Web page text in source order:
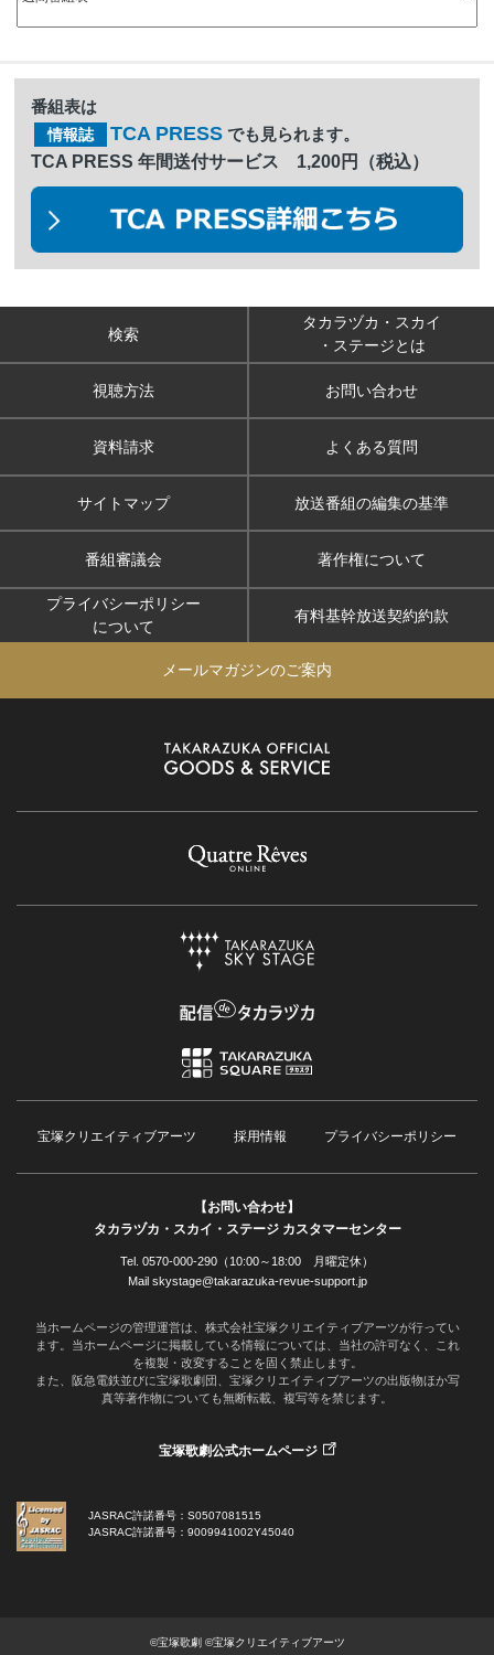
番組表は
情報誌 TCA PRESS でも見られます。
TCA PRESS 年間送付サービス 1,200円（税込）
検索
タカラヅカ・スカイ
・ステージとは
視聴方法 お問い合わせ
資料請求 よくある質問
サイトマップ 放送番組の編集の基準
番組審議会 著作権について
プライバシーポリシー
について
有料基幹放送契約約款
メールマガジンのご案内
宝塚クリエイティブアーツ 採用情報 プライバシーポリシー
【お問い合わせ】
タカラヅカ・スカイ・ステージ カスタマーセンター
Tel. 0570-000-290（10:00～18:00 月曜定休）
Mail skystage@takarazuka-revue-support.jp
当ホームページの管理運営は、株式会社宝塚クリエイティブアーツが行ってい
ます。当ホームページに掲載している情報については、当社の許可なく、これ
を複製・改変することを固く禁止します。
また、阪急電鉄並びに宝塚歌劇団、宝塚クリエイティブアーツの出版物ほか写
真等著作物についても無断転載、複写等を禁じます。
宝塚歌劇公式ホームページ
JASRAC許諾番号：S0507081515
JASRAC許諾番号：9009941002Y45040
©宝塚歌劇 ©宝塚クリエイティブアーツ